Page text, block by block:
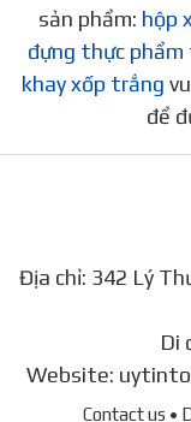
sản phẩm: hộp
đựng thực phẩm
khay xốp trắng
để
Địa chỉ: 342 Lý
Di
Website:
Contact us •